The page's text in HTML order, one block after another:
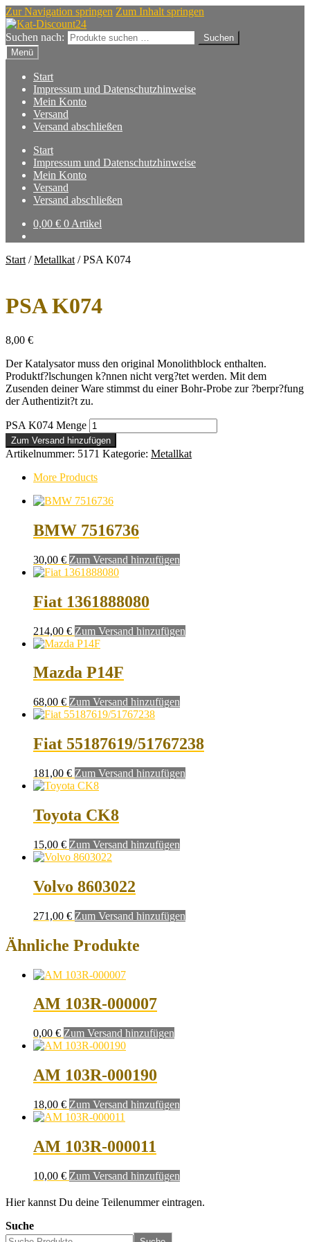
Zur Navigation springen Zum Inhalt springen
Suchen nach:
Suchen
Menü
Start
Impressum und Datenschutzhinweise
Mein Konto
Versand
Versand abschließen
Start
Impressum und Datenschutzhinweise
Mein Konto
Versand
Versand abschließen
0,00 € 0 Artikel
Start /Metallkat /PSA K074
PSA K074
8,00 €
Der Katalysator muss den original Monolithblock enthalten.
Produktf?lschungen k?nnen nicht verg?tet werden. Mit dem
Zusenden deiner Ware stimmst du einer Bohr-Probe zur ?berpr?fung
der Authentizit?t zu.
PSA K074 Menge
Zum Versand hinzufügen
Artikelnummer: 5171 Kategorie: Metallkat
More Products
BMW 7516736
30,00 € Zum Versand hinzufügen
Fiat 1361888080
214,00 € Zum Versand hinzufügen
Mazda P14F
68,00 € Zum Versand hinzufügen
Fiat 55187619/51767238
181,00 € Zum Versand hinzufügen
Toyota CK8
15,00 € Zum Versand hinzufügen
Volvo 8603022
271,00 € Zum Versand hinzufügen
Ähnliche Produkte
AM 103R-000007
0,00 € Zum Versand hinzufügen
AM 103R-000190
18,00 € Zum Versand hinzufügen
AM 103R-000011
10,00 € Zum Versand hinzufügen
Hier kannst Du deine Teilenummer eintragen.
Suche